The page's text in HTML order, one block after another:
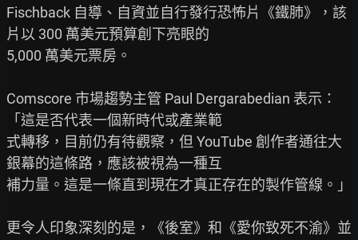
Fischback 自導、自資並自行發行恐怖片《鐵肺》，該
片以 300 萬美元預算創下亮眼的
5,000 萬美元票房。
Comscore 市場趨勢主管 Paul Dergarabedian 表示：
「這是否代表一個新時代或產業範
式轉移，目前仍有待觀察，但 YouTube 創作者通往大
銀幕的這條路，應該被視為一種互
補力量。這是一條直到現在才真正存在的製作管線。」
更令人印象深刻的是，《後室》和《愛你致死不渝》並